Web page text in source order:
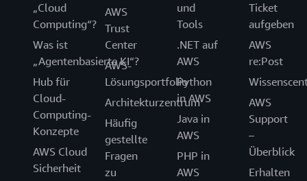
„Cloud
Computing“?
Was ist
„Agentenbasierte KI“?
Hub für
Cloud-
Computing-
Konzepte
AWS Cloud
Sicherheit
AWS
Trust
Center
AWS-
Lösungsportfolio
Architekturzentrum
Häufig
gestellte
Fragen
zu
und
Tools
.NET auf
AWS
Python
in AWS
Java in
AWS
PHP in
AWS
Ticket
aufgeben
AWS
re:Post
AWS
Support
–
Überblick
Erhalten